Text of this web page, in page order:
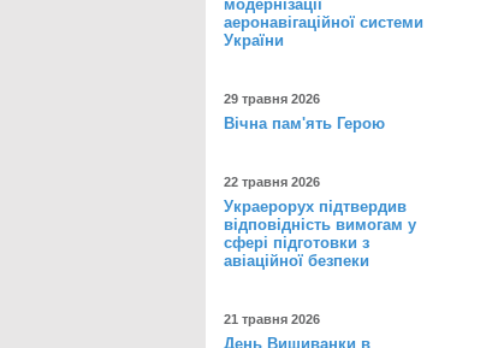
модернізації
аеронавігаційної системи
України
29 травня 2026
Вічна пам'ять Герою
22 травня 2026
Украерорух підтвердив
відповідність вимогам у
сфері підготовки з
авіаційної безпеки
21 травня 2026
День Вишиванки в